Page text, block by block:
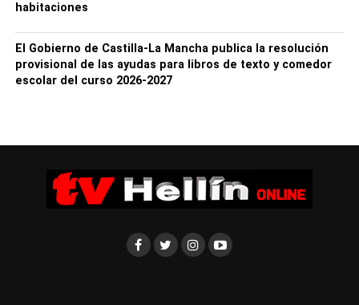
tanto por el momento de silencio como el posterior
repique de campanas, reconociendo que “nadie mejor
habitaciones
El Gobierno de Castilla-La Mancha publica la resolución
provisional de las ayudas para libros de texto y comedor
escolar del curso 2026-2027